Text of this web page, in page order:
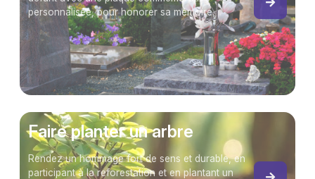
personnalisée, pour honorer sa mémoire.
Faire planter un arbre
Rendez un hommage fort de sens et durable, en
participant à la reforestation et en plantant un